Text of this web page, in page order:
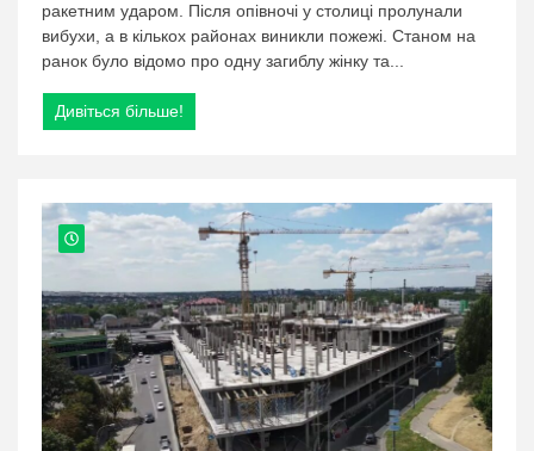
ракетним ударом. Після опівночі у столиці пролунали
вибухи, а в кількох районах виникли пожежі. Станом на
ранок було відомо про одну загиблу жінку та...
Дивіться більше!